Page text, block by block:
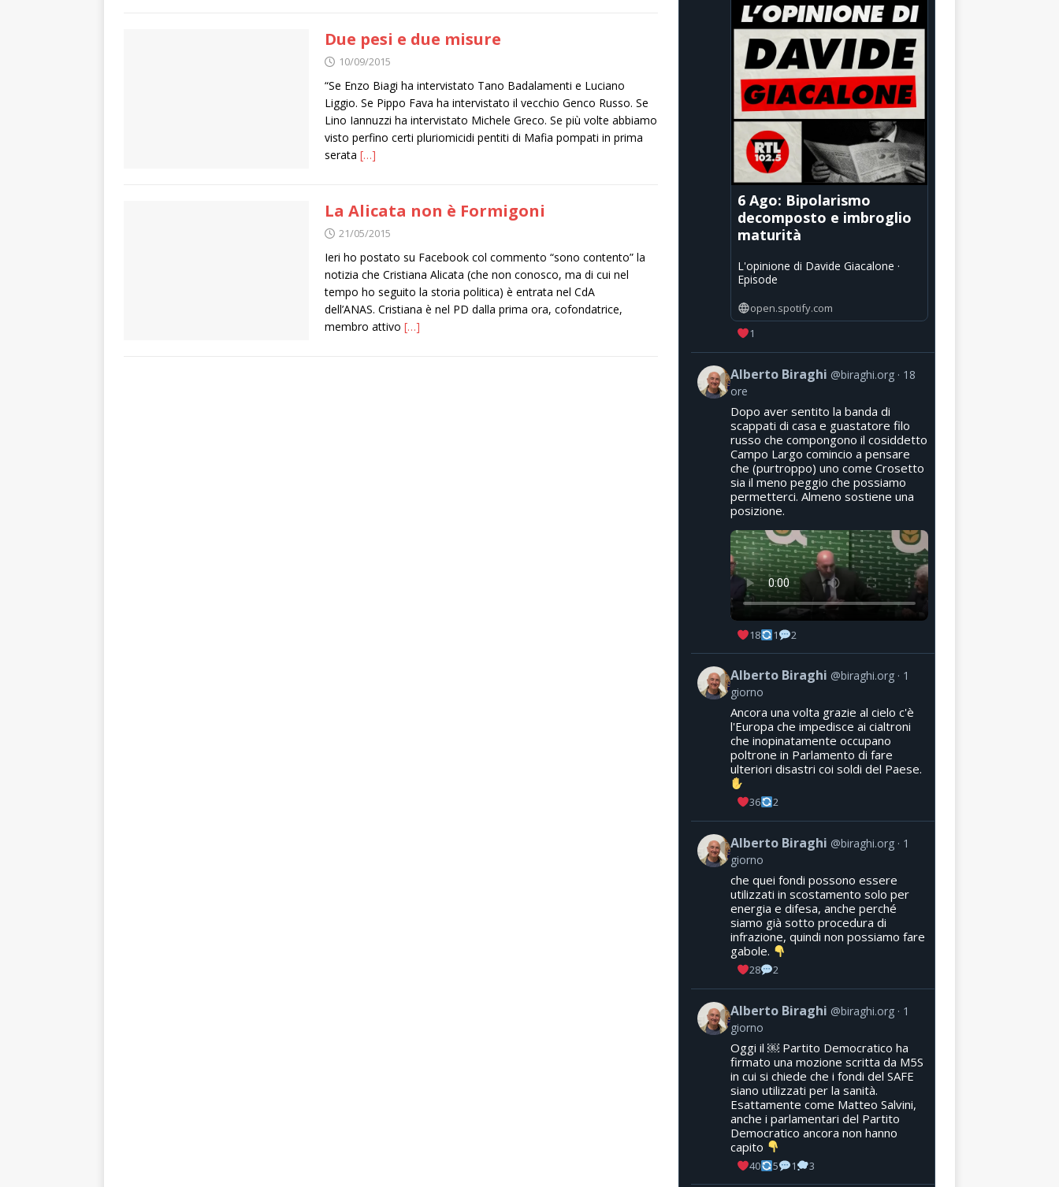
Due pesi e due misure
10/09/2015
“Se Enzo Biagi ha intervistato Tano Badalamenti e Luciano
Liggio. Se Pippo Fava ha intervistato il vecchio Genco Russo. Se
Lino Iannuzzi ha intervistato Michele Greco. Se più volte abbiamo
visto perfino certi pluriomicidi pentiti di Mafia pompati in prima
serata […]
La Alicata non è Formigoni
21/05/2015
Ieri ho postato su Facebook col commento “sono contento” la
notizia che Cristiana Alicata (che non conosco, ma di cui nel
tempo ho seguito la storia politica) è entrata nel CdA
dell’ANAS. Cristiana è nel PD dalla prima ora, cofondatrice,
membro attivo […]
6 Ago: Bipolarismo
decomposto e imbroglio
maturità
L'opinione di Davide Giacalone ·
Episode
open.spotify.com
1
Alberto Biraghi @biraghi.org
18
ore
Dopo aver sentito la banda di
scappati di casa e guastatore filo
russo che compongono il cosiddetto
Campo Largo comincio a pensare
che (purtroppo) uno come Crosetto
sia il meno peggio che possiamo
permetterci. Almeno sostiene una
posizione.
18 1 2
Alberto Biraghi @biraghi.org
1
giorno
Ancora una volta grazie al cielo c'è
l'Europa che impedisce ai cialtroni
che inopinatamente occupano
poltrone in Parlamento di fare
ulteriori disastri coi soldi del Paese.
36 2
Alberto Biraghi @biraghi.org
1
giorno
che quei fondi possono essere
utilizzati in scostamento solo per
energia e difesa, anche perché
siamo già sotto procedura di
infrazione, quindi non possiamo fare
gabole.
28 2
Alberto Biraghi @biraghi.org
1
giorno
Oggi il ￼ Partito Democratico ha
firmato una mozione scritta da M5S
in cui si chiede che i fondi del SAFE
siano utilizzati per la sanità.
Esattamente come Matteo Salvini,
anche i parlamentari del Partito
Democratico ancora non hanno
capito
40 5 1 3